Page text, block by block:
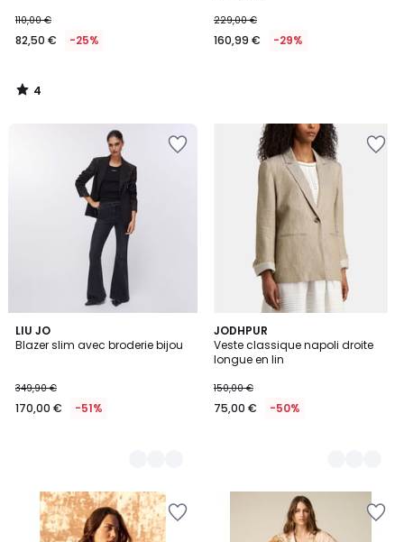
110,00 €
82,50 € -25%
4
/
229,00 €
160,99 € -29%
LIU JO
Blazer slim avec broderie bijou
349,90 €
170,00 € -51%
2
Couleurs
JODHPUR
Veste classique napoli droite
longue en lin
150,00 €
75,00 € -50%
2
Couleurs